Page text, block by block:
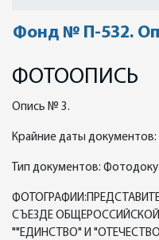
Фонд № П-532.
ФОТООПИСЬ
Опись № 3.
Крайние даты документов:
Тип документов:
СЪЕЗДЕ
""ЕДИНСТВО" И